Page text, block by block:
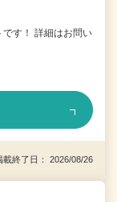
す！ 詳細はお問い
終了日： 2026/08/26